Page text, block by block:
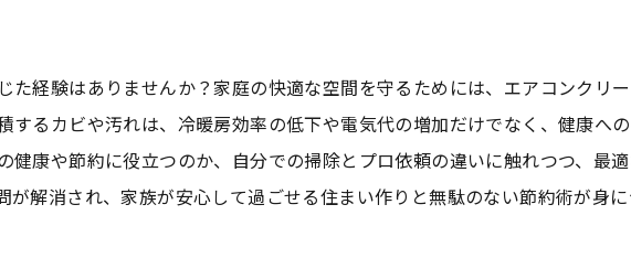
た経験はありませんか？家庭の快適な空間を守るためには、エアコンクリ
するカビや汚れは、冷暖房効率の低下や電気代の増加だけでなく、健康へ
健康や節約に役立つのか、自分での掃除とプロ依頼の違いに触れつつ、最
が解消され、家族が安心して過ごせる住まい作りと無駄のない節約術が身に